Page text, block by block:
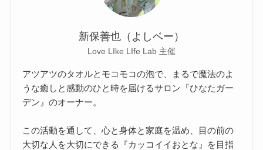
新保善也（よしベー）
Love LIke LIfe Lab 主催
アツアツのタオルとモコモコの泡で、まるで魔法のよ
うな癒しと感動のひと時を届けるサロン『ひなたガー
デン』のオーナー。
この活動を通して、心と身体と家庭を温め、目の前の
大切な人を大切にできる『カッコイイおとな』を目指